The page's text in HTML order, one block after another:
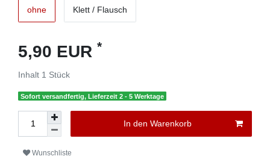
ohne Klett / Flausch
5,90 EUR *
Inhalt 1 Stück
Sofort versandfertig, Lieferzeit 2 - 5 Werktage
In den Warenkorb
Wunschliste